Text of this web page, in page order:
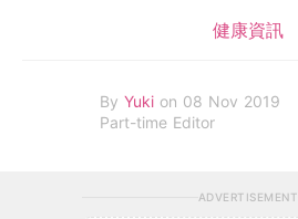
健康資訊
By Yuki on 08 Nov 2019
Part-time Editor
ADVERTISEMENT